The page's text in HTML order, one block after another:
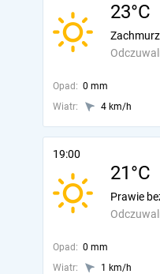
23°C
Opad: 0 mm
Wiatr:
4 km/h
19:00
21°C
Prawie
Opad: 0 mm
Wiatr:
1 km/h